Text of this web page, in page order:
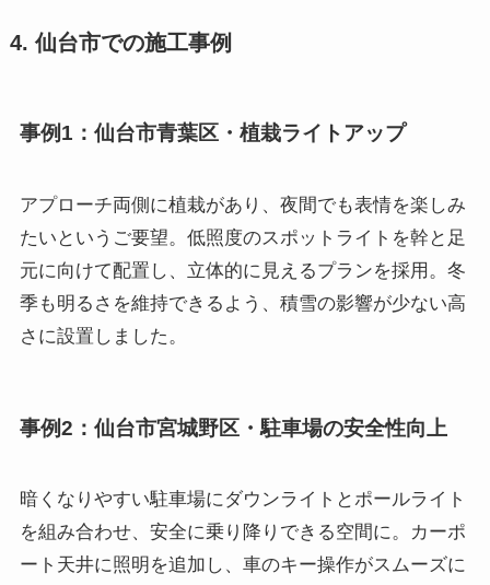
4. 仙台市での施工事例
事例1：仙台市青葉区・植栽ライトアップ
アプローチ両側に植栽があり、夜間でも表情を楽しみ
たいというご要望。低照度のスポットライトを幹と足
元に向けて配置し、立体的に見えるプランを採用。冬
季も明るさを維持できるよう、積雪の影響が少ない高
さに設置しました。
事例2：仙台市宮城野区・駐車場の安全性向上
暗くなりやすい駐車場にダウンライトとポールライト
を組み合わせ、安全に乗り降りできる空間に。カーポ
ート天井に照明を追加し、車のキー操作がスムーズに